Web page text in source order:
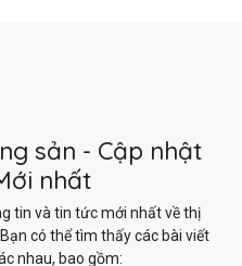
sản - Cập nhật
nhất
tin và tin tức mới nhất về thị
có thể tìm thấy các bài viết
nhau, bao gồm: